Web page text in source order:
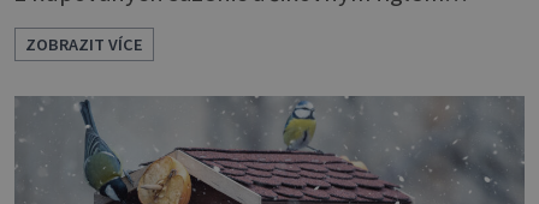
docílíte toho, aby výsledek působil jako dílo
profesionála. Rostliny vyndejte z pěstebních
květináčků a zasaďte je. Povrch zeminy pod listy
pokryjte mechem. Podél okraje pak pomocí
lžíce nasypejte dekorativní štěrk.Díky úpravě
povrchu je z obyčejn
ZOBRAZIT VÍCE